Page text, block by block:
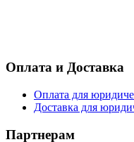
Оплата и Доставка
Оплата для
Доставка для
Партнерам